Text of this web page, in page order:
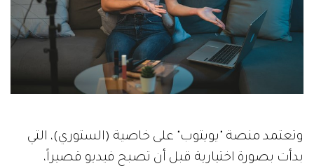
وتعتمد منصة "يويتوب" على خاصية (الستوري)، التي
بدأت بصورة اختيارية قبل أن تصبح فيديو قصيراً،